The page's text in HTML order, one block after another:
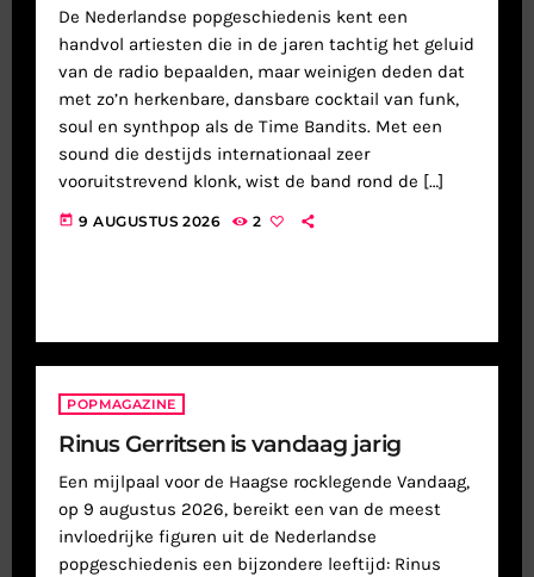
De Nederlandse popgeschiedenis kent een
handvol artiesten die in de jaren tachtig het geluid
van de radio bepaalden, maar weinigen deden dat
met zo’n herkenbare, dansbare cocktail van funk,
soul en synthpop als de Time Bandits. Met een
sound die destijds internationaal zeer
vooruitstrevend klonk, wist de band rond de […]
today 9 AUGUSTUS 2026 2
POPMAGAZINE
Rinus Gerritsen is vandaag jarig
Een mijlpaal voor de Haagse rocklegende Vandaag,
op 9 augustus 2026, bereikt een van de meest
invloedrijke figuren uit de Nederlandse
popgeschiedenis een bijzondere leeftijd: Rinus